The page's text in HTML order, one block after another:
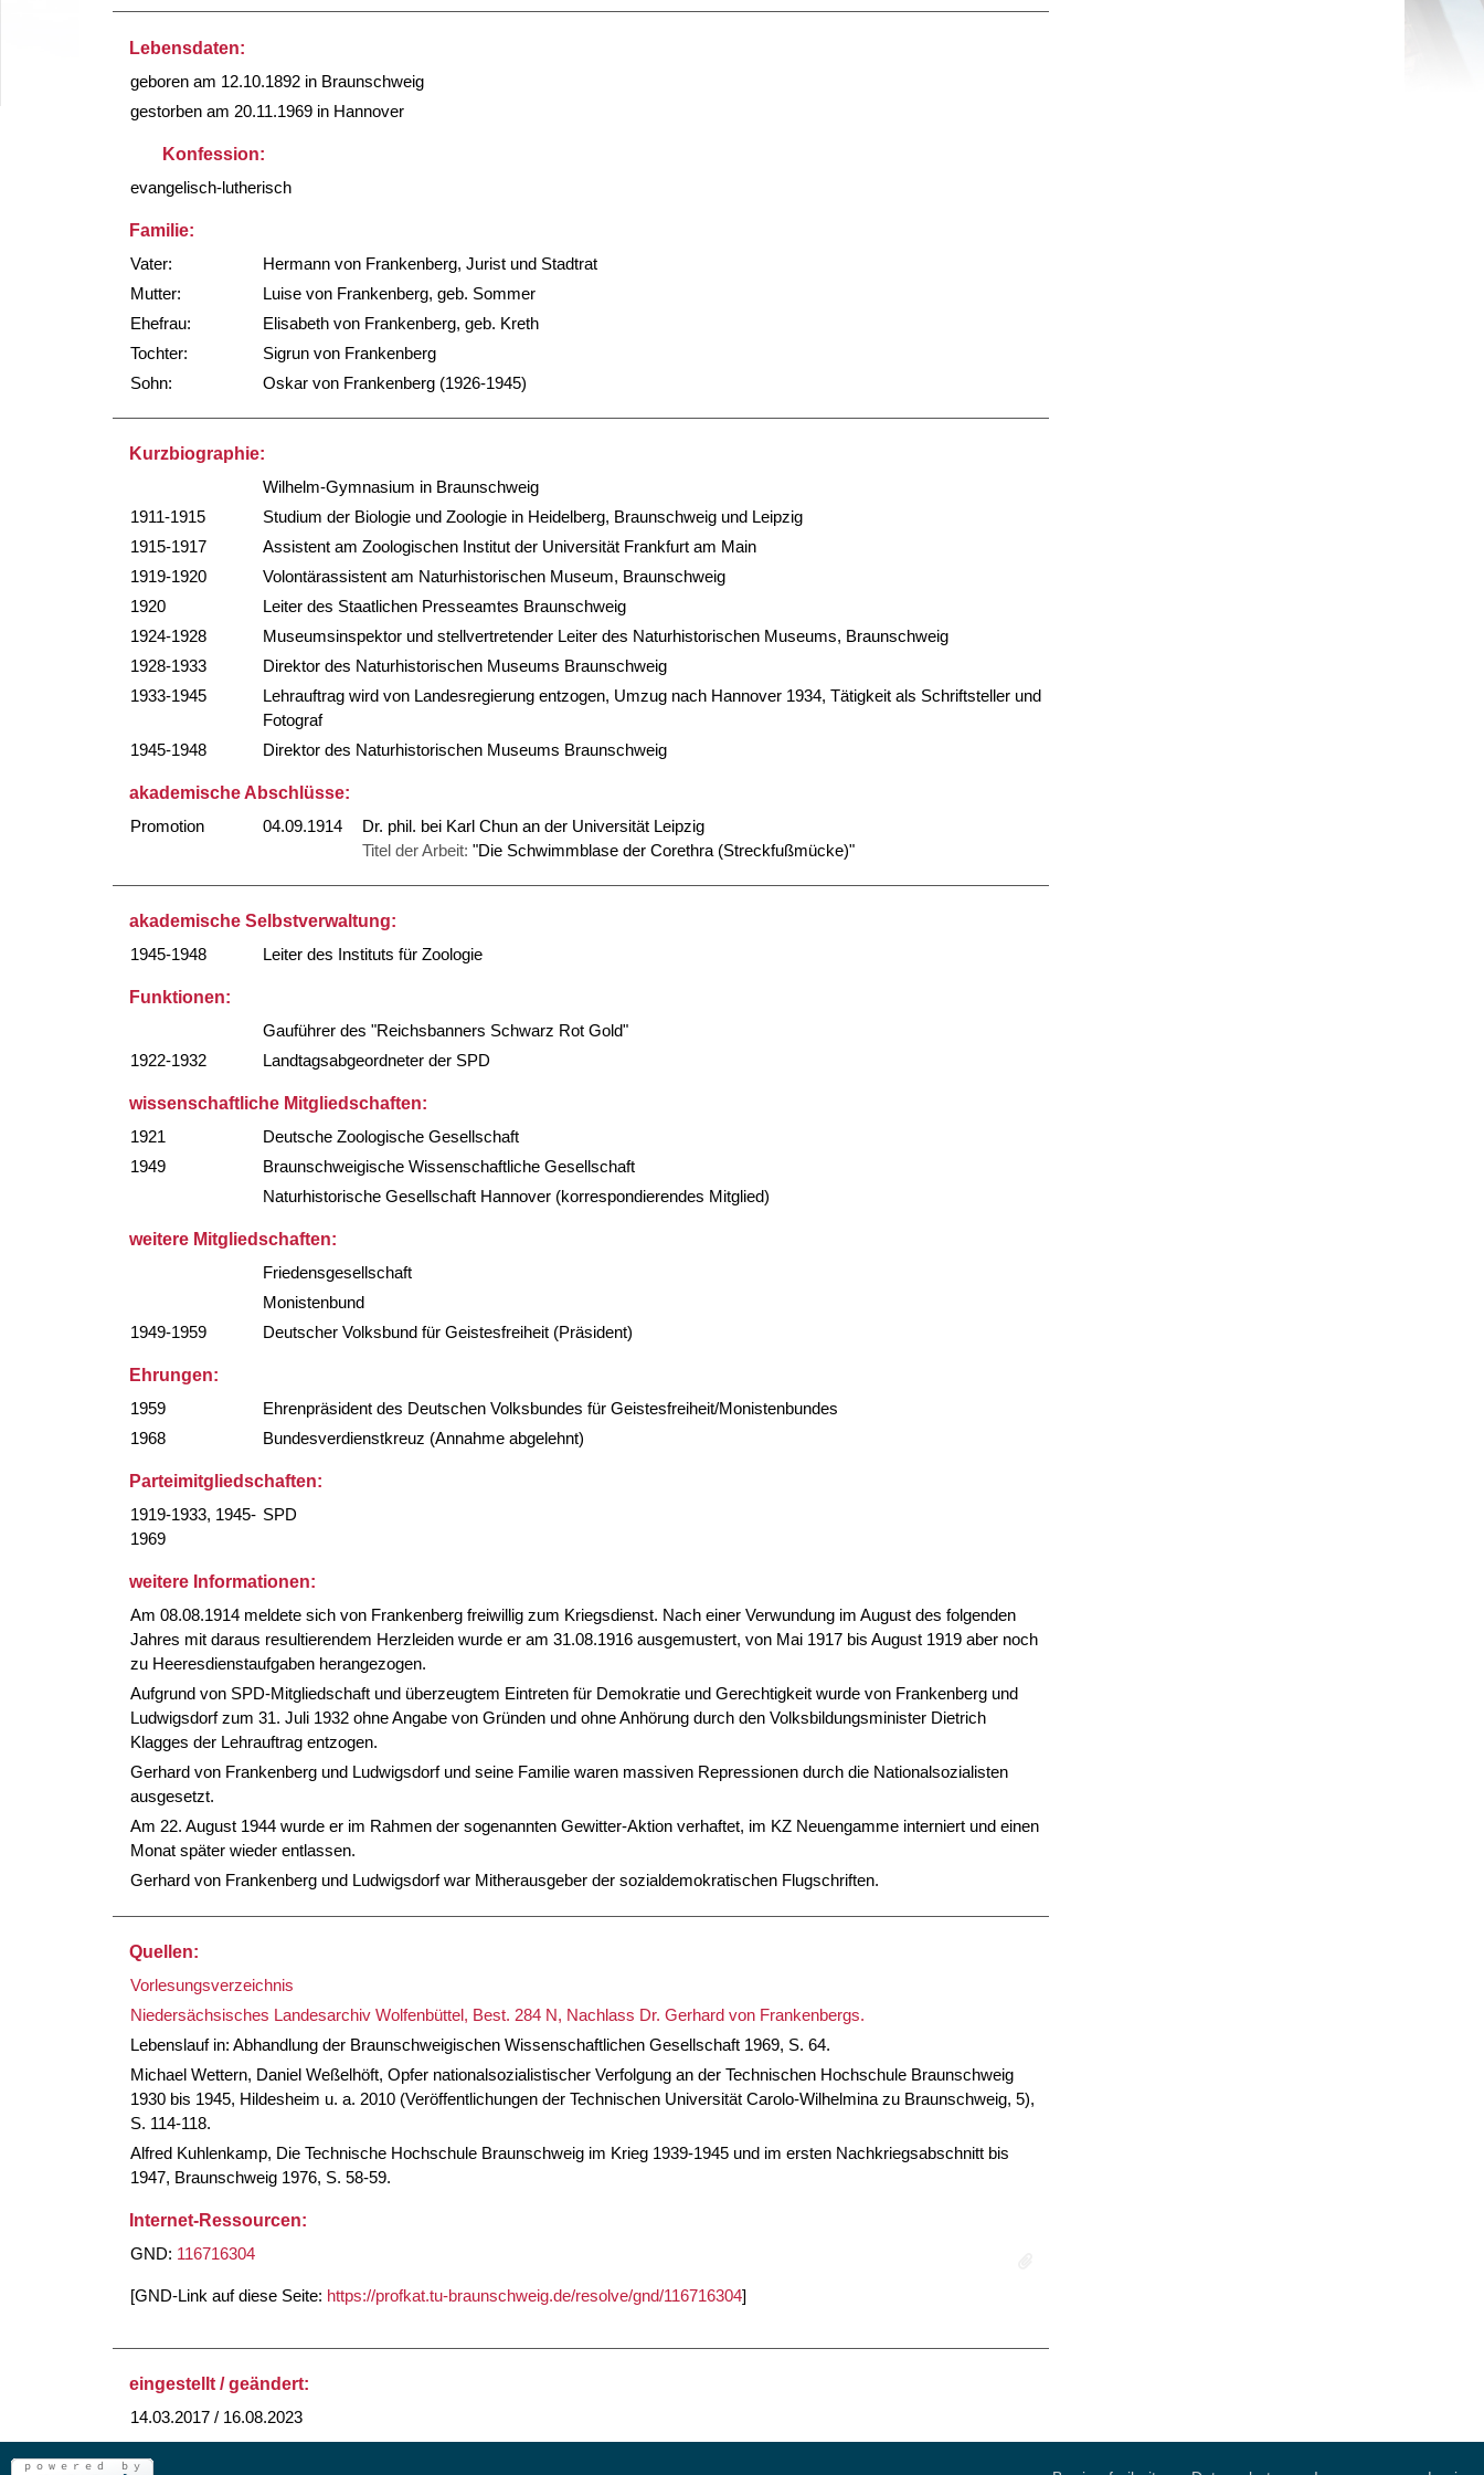
Lebensdaten:
geboren am 12.10.1892 in Braunschweig
gestorben am 20.11.1969 in Hannover
Konfession:
evangelisch-lutherisch
Familie:
Vater:
Hermann von Frankenberg, Jurist und Stadtrat
Mutter:
Luise von Frankenberg, geb. Sommer
Ehefrau:
Elisabeth von Frankenberg, geb. Kreth
Tochter:
Sigrun von Frankenberg
Sohn:
Oskar von Frankenberg (1926-1945)
Kurzbiographie:
Wilhelm-Gymnasium in Braunschweig
1911-1915
Studium der Biologie und Zoologie in Heidelberg, Braunschweig und Leipzig
1915-1917
Assistent am Zoologischen Institut der Universität Frankfurt am Main
1919-1920
Volontärassistent am Naturhistorischen Museum, Braunschweig
1920
Leiter des Staatlichen Presseamtes Braunschweig
1924-1928
Museumsinspektor und stellvertretender Leiter des Naturhistorischen Museums, Braunschweig
1928-1933
Direktor des Naturhistorischen Museums Braunschweig
1933-1945
Lehrauftrag wird von Landesregierung entzogen, Umzug nach Hannover 1934, Tätigkeit als Schriftsteller und
Fotograf
1945-1948
Direktor des Naturhistorischen Museums Braunschweig
akademische Abschlüsse:
Promotion
04.09.1914
Dr. phil. bei Karl Chun an der Universität Leipzig
Titel der Arbeit: "Die Schwimmblase der Corethra (Streckfußmücke)"
akademische Selbstverwaltung:
1945-1948
Leiter des Instituts für Zoologie
Funktionen:
Gauführer des "Reichsbanners Schwarz Rot Gold"
1922-1932
Landtagsabgeordneter der SPD
wissenschaftliche Mitgliedschaften:
1921
Deutsche Zoologische Gesellschaft
1949
Braunschweigische Wissenschaftliche Gesellschaft
Naturhistorische Gesellschaft Hannover (korrespondierendes Mitglied)
weitere Mitgliedschaften:
Friedensgesellschaft
Monistenbund
1949-1959
Deutscher Volksbund für Geistesfreiheit (Präsident)
Ehrungen:
1959
Ehrenpräsident des Deutschen Volksbundes für Geistesfreiheit/Monistenbundes
1968
Bundesverdienstkreuz (Annahme abgelehnt)
Parteimitgliedschaften:
1919-1933, 1945-
1969
SPD
weitere Informationen:
Am 08.08.1914 meldete sich von Frankenberg freiwillig zum Kriegsdienst. Nach einer Verwundung im August des folgenden
Jahres mit daraus resultierendem Herzleiden wurde er am 31.08.1916 ausgemustert, von Mai 1917 bis August 1919 aber noch
zu Heeresdienstaufgaben herangezogen.
Aufgrund von SPD-Mitgliedschaft und überzeugtem Eintreten für Demokratie und Gerechtigkeit wurde von Frankenberg und
Ludwigsdorf zum 31. Juli 1932 ohne Angabe von Gründen und ohne Anhörung durch den Volksbildungsminister Dietrich
Klagges der Lehrauftrag entzogen.
Gerhard von Frankenberg und Ludwigsdorf und seine Familie waren massiven Repressionen durch die Nationalsozialisten
ausgesetzt.
Am 22. August 1944 wurde er im Rahmen der sogenannten Gewitter-Aktion verhaftet, im KZ Neuengamme interniert und einen
Monat später wieder entlassen.
Gerhard von Frankenberg und Ludwigsdorf war Mitherausgeber der sozialdemokratischen Flugschriften.
Quellen:
Vorlesungsverzeichnis
Niedersächsisches Landesarchiv Wolfenbüttel, Best. 284 N, Nachlass Dr. Gerhard von Frankenbergs.
Lebenslauf in: Abhandlung der Braunschweigischen Wissenschaftlichen Gesellschaft 1969, S. 64.
Michael Wettern, Daniel Weßelhöft, Opfer nationalsozialistischer Verfolgung an der Technischen Hochschule Braunschweig
1930 bis 1945, Hildesheim u. a. 2010 (Veröffentlichungen der Technischen Universität Carolo-Wilhelmina zu Braunschweig, 5),
S. 114-118.
Alfred Kuhlenkamp, Die Technische Hochschule Braunschweig im Krieg 1939-1945 und im ersten Nachkriegsabschnitt bis
1947, Braunschweig 1976, S. 58-59.
Internet-Ressourcen:
GND: 116716304
[GND-Link auf diese Seite: https://profkat.tu-braunschweig.de/resolve/gnd/116716304]
eingestellt / geändert:
14.03.2017 / 16.08.2023